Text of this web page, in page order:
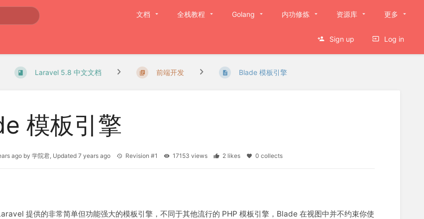
文档 全栈教程 Golang 内功修炼 资源库 更多
Sign up Log in
Laravel 5.8 中文文档 前端开发 Blade 模板引擎
模板引擎
ago by 学院君, Updated 7 years ago Revision #1 17153 views 2 likes 0 collects
提供的非常简单但功能强大的模板引擎，不同于其他流行的 PHP 模板引擎，Blade 在视图中并不约束你使